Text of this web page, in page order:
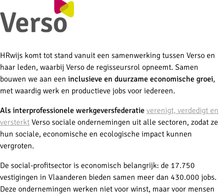
HRwijs komt tot stand vanuit een samenwerking tussen Verso en
haar leden, waarbij Verso de regisseursrol opneemt. Samen
bouwen we aan een inclusieve en duurzame economische groei,
met waardig werk en productieve jobs voor iedereen.
Als interprofessionele werkgeversfederatie verenigt, verdedigt en
versterkt Verso sociale ondernemingen uit alle sectoren, zodat ze
hun sociale, economische en ecologische impact kunnen
vergroten.
De social-profitsector is economisch belangrijk: de 17.750
vestigingen in Vlaanderen bieden samen meer dan 430.000 jobs.
Deze ondernemingen werken niet voor winst, maar voor mensen